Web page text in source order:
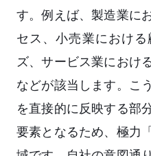
す。例えば、製造業に
セス、小売業におけ
ズ、サービス業におけ
などが該当します。こ
を直接的に反映する部
要素となるため、極力